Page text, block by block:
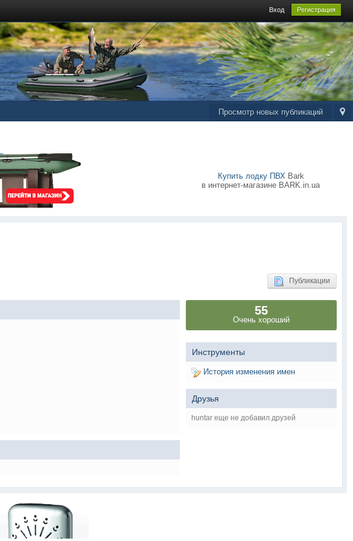
Вход Регистрация
Просмотр новых публикаций
Купить лодку ПВХBark
в интернет-магазине BARK.in.ua
Публикации
55
Очень хороший
Инструменты
История изменения имен
Друзья
huntar еще не добавил друзей